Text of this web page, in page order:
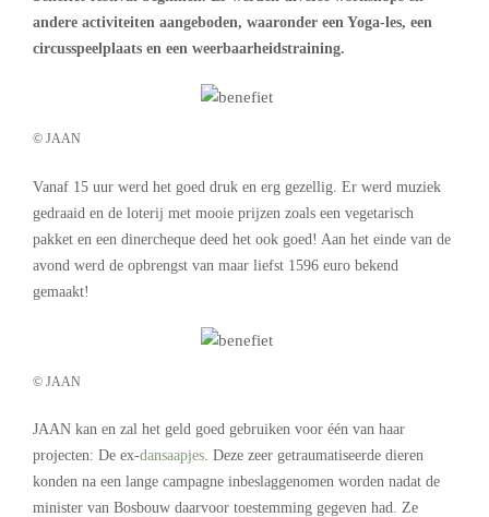
andere activiteiten aangeboden, waaronder een Yoga-les, een
circusspeelplaats en een weerbaarheidstraining.
© JAAN
Vanaf 15 uur werd het goed druk en erg gezellig. Er werd muziek
gedraaid en de loterij met mooie prijzen zoals een vegetarisch
pakket en een dinercheque deed het ook goed! Aan het einde van de
avond werd de opbrengst van maar liefst 1596 euro bekend
gemaakt!
© JAAN
JAAN kan en zal het geld goed gebruiken voor één van haar
projecten: De ex-dansaapjes. Deze zeer getraumatiseerde dieren
konden na een lange campagne inbeslaggenomen worden nadat de
minister van Bosbouw daarvoor toestemming gegeven had. Ze